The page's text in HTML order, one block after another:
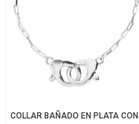
COLLAR BAÑADO EN PLATA CON